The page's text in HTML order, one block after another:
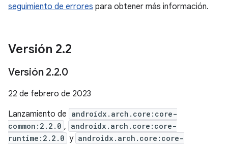
seguimiento de errores para obtener más información.
Versión 2.2
Versión 2.2.0
22 de febrero de 2023
Lanzamiento de androidx.arch.core:core-
common:2.2.0 , androidx.arch.core:core-
runtime:2.2.0 y androidx.arch.core:core-